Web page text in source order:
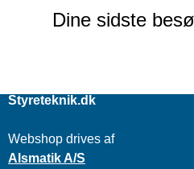
Dine sidste
Styreteknik.dk
Webshop drives af
Alsmatik A/S